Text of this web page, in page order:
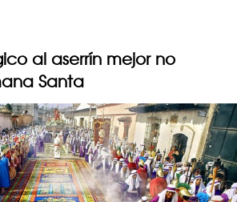
al aserrín mejor no
Santa